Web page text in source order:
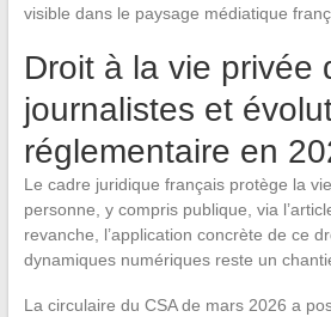
visible dans le paysage médiatique
Droit à la vie privée
journalistes et
réglementaire en
Le cadre juridique français protège la
personne, y compris publique, via
revanche, l’application concrète de ce
dynamiques numériques reste un
La circulaire du CSA de mars 2026 a